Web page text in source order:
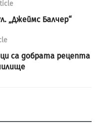
„Джеймс Балчер“
са добрата рецепта